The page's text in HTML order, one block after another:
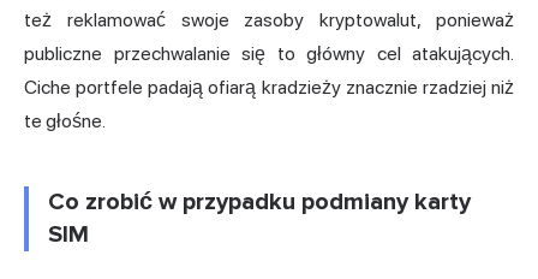
też reklamować swoje zasoby kryptowalut, ponieważ
publiczne przechwalanie się to główny cel atakujących.
Ciche portfele padają ofiarą kradzieży znacznie rzadziej niż
te głośne.
Co zrobić w przypadku podmiany karty
SIM